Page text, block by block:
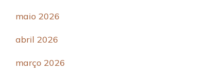
maio 2026
abril 2026
março 2026